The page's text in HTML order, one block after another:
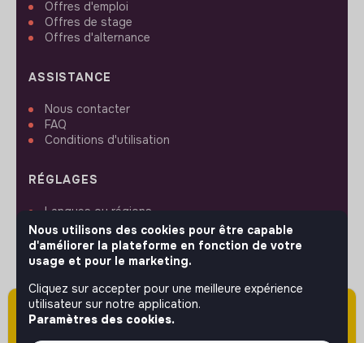
Attention cette annonce a été publiée il y a
plus de 60 jours (le 16/03/2026) et est sans
Offres d'emploi
Offres de stage
Offres d'alternance
ASSISTANCE
Nous contacter
FAQ
Conditions d'utilisation
RÉGLAGES
Langues ou régions
Plan du site
Paramètres des cookies
SUIVEZ-NOUS
Nous utilisons des cookies pour être capable
d'améliorer la plateforme en fonction de votre
usage et pour le marketing.
Cliquez sur accepter pour une meilleure expérience
utilisateur sur notre application.
Paramètres des cookies.